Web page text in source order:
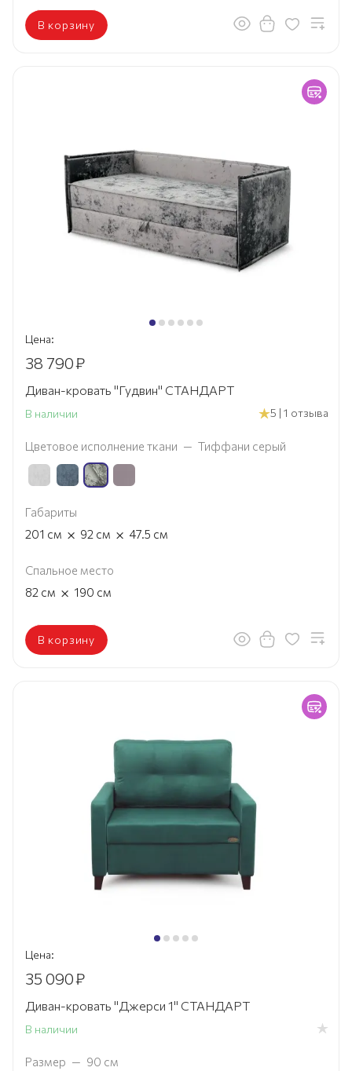
В корзину
Цена:
38 790₽
Диван-кровать "Гудвин" СТАНДАРТ
В наличии 5 | 1 отзыва
Цветовое исполнение ткани — Тиффани серый
Габариты
201 см × 92 см × 47.5 см
Спальное место
82 см × 190 см
В корзину
Цена:
35 090₽
Диван-кровать "Джерси 1" СТАНДАРТ
В наличии
Размер — 90 см